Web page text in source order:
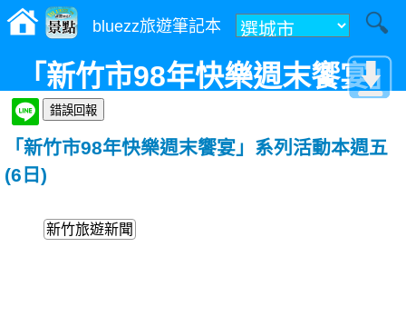
bluezz旅遊筆記本
「新竹市98年快樂週末饗宴」
系列活動本週五(6日)
「新竹市98年快樂週末饗宴」系列活動本週五
(6日)
新竹旅遊新聞